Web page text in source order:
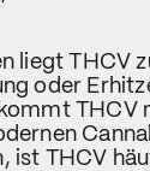
liegt THCV
oder
THCV
ist THCV